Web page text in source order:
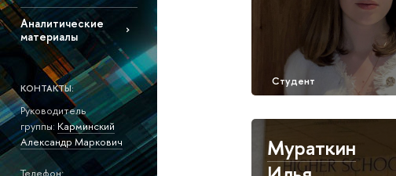
Аналитические
материалы
КОНТАКТЫ:
Руководитель
группы: Карминский
Александр Маркович
Телeфон:
Мураткин